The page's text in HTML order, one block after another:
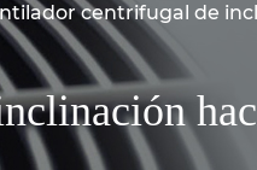
centrifugal de